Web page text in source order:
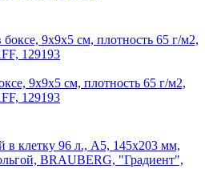
9х9х5 см, плотность 65 г/м2,
129193